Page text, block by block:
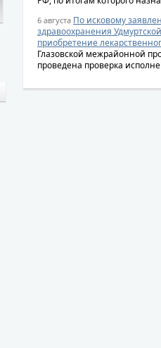
6 августа По исковому
здравоохранения
приобретение
Глазовской межрайонной
проведена проверка